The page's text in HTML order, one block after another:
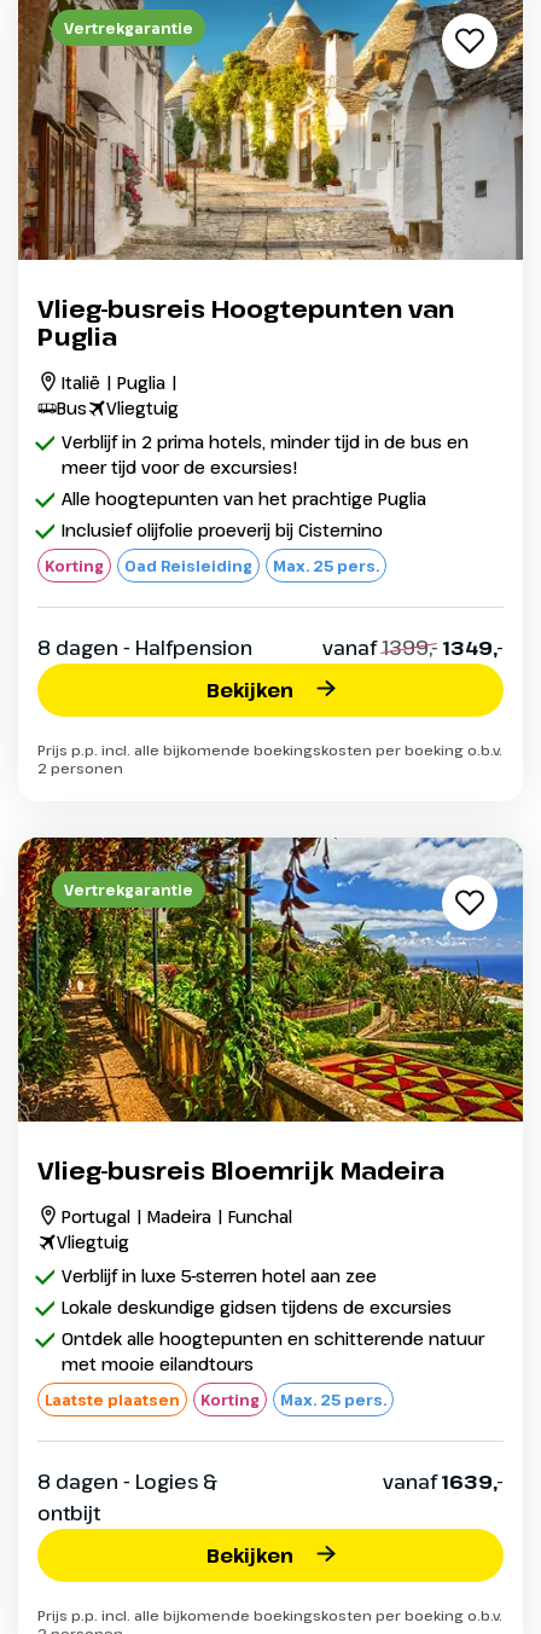
Vertrekgarantie
Vlieg-busreis Hoogtepunten van
Puglia
Italië | Puglia |
Bus
Vliegtuig
Verblijf in 2 prima hotels, minder tijd in de bus en
meer tijd voor de excursies!
Alle hoogtepunten van het prachtige Puglia
Inclusief olijfolie proeverij bij Cisternino
Korting Oad Reisleiding Max. 25 pers.
8 dagen - Halfpension vanaf1399,- 1349,-
Bekijken
Prijs p.p. incl. alle bijkomende boekingskosten per boeking o.b.v.
2 personen
Vertrekgarantie
Vlieg-busreis Bloemrijk Madeira
Portugal | Madeira | Funchal
Vliegtuig
Verblijf in luxe 5-sterren hotel aan zee
Lokale deskundige gidsen tijdens de excursies
Ontdek alle hoogtepunten en schitterende natuur
met mooie eilandtours
Laatste plaatsen Korting Max. 25 pers.
8 dagen - Logies &
ontbijt
vanaf1639,-
Bekijken
Prijs p.p. incl. alle bijkomende boekingskosten per boeking o.b.v.